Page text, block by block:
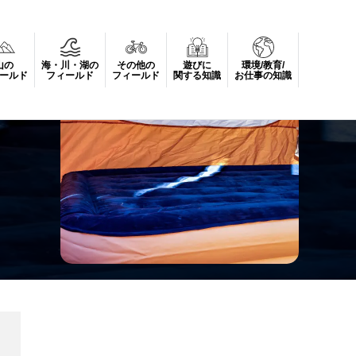
の
ルド
海・川・湖の
フィールド
その他の
フィールド
遊びに
関する知識
環境/教育/
お仕事の知識